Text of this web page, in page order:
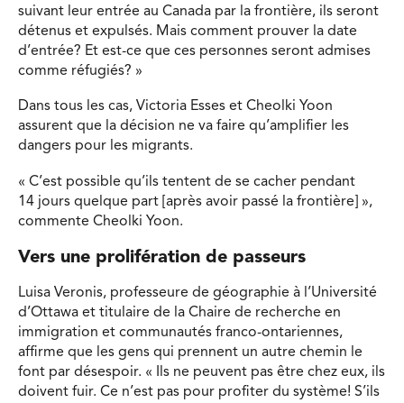
suivant leur entrée au Canada par la frontière, ils seront
détenus et expulsés. Mais comment prouver la date
d’entrée? Et est-ce que ces personnes seront admises
comme réfugiés? »
Dans tous les cas, Victoria Esses et Cheolki Yoon
assurent que la décision ne va faire qu’amplifier les
dangers pour les migrants.
« C’est possible qu’ils tentent de se cacher pendant
14 jours quelque part [après avoir passé la frontière] »,
commente Cheolki Yoon.
Vers une prolifération de passeurs
Luisa Veronis, professeure de géographie à l’Université
d’Ottawa et titulaire de la Chaire de recherche en
immigration et communautés franco-ontariennes,
affirme que les gens qui prennent un autre chemin le
font par désespoir. « Ils ne peuvent pas être chez eux, ils
doivent fuir. Ce n’est pas pour profiter du système! S’ils